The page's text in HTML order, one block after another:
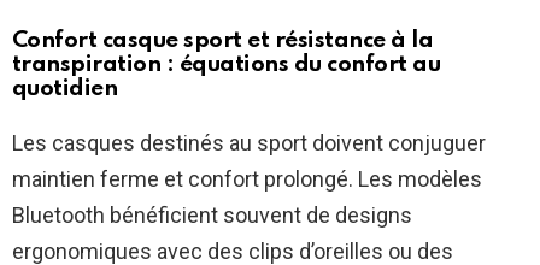
Confort casque sport et résistance à la
transpiration : équations du confort au
quotidien
Les casques destinés au sport doivent conjuguer
maintien ferme et confort prolongé. Les modèles
Bluetooth bénéficient souvent de designs
ergonomiques avec des clips d’oreilles ou des